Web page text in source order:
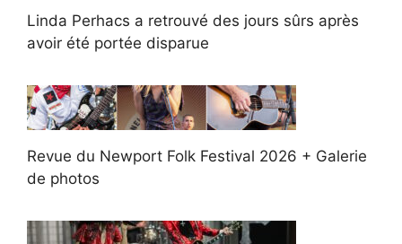
Linda Perhacs a retrouvé des jours sûrs après
avoir été portée disparue
Revue du Newport Folk Festival 2026 + Galerie
de photos